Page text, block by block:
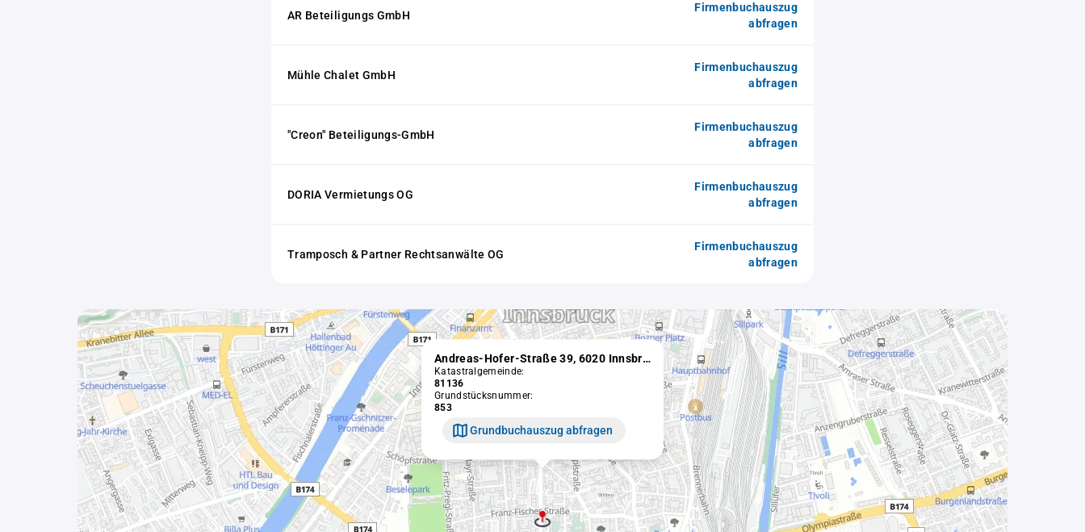
AR Beteiligungs GmbH
Firmenbuchauszug
abfragen
Mühle Chalet GmbH
Firmenbuchauszug
abfragen
"Creon" Beteiligungs-GmbH
Firmenbuchauszug
abfragen
DORIA Vermietungs OG
Firmenbuchauszug
abfragen
Tramposch & Partner Rechtsanwälte OG
Firmenbuchauszug
abfragen
Andreas-Hofer-Straße 39, 6020 Innsbruck
Katastralgemeinde:
81136
Grundstücksnummer:
853
Grundbuchauszug abfragen